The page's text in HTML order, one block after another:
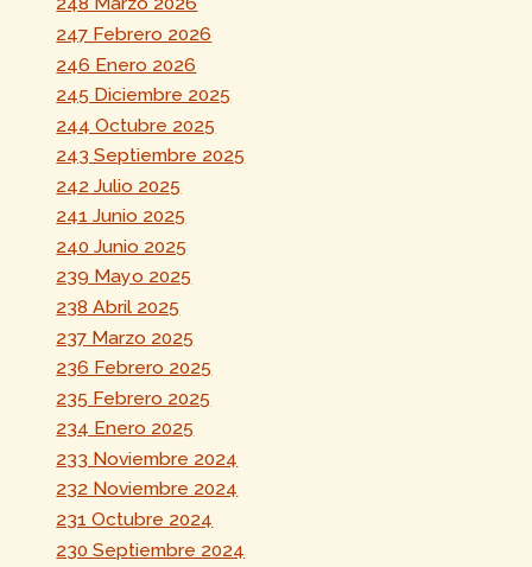
247 Febrero 2026
246 Enero 2026
245 Diciembre 2025
244 Octubre 2025
243 Septiembre 2025
242 Julio 2025
241 Junio 2025
240 Junio 2025
239 Mayo 2025
238 Abril 2025
237 Marzo 2025
236 Febrero 2025
235 Febrero 2025
234 Enero 2025
233 Noviembre 2024
232 Noviembre 2024
231 Octubre 2024
230 Septiembre 2024